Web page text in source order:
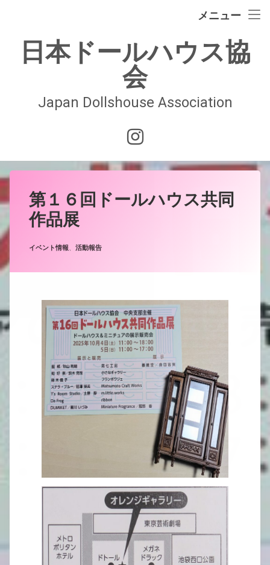
メニュー
ドールハウスの歴史
入会案内
お問合せ
日本ドールハウス協
会
Japan Dollshouse Association
Instagram
第１６回ドールハウス共同
作品展
Posted on2025年9月5日
Updated on 2025年9月8日
by JDAwebmaster
カテゴリー:
イベント情報、 活動報告